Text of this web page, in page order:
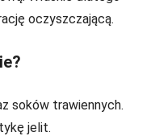
oczyszczającą.
soków trawiennych.
jelit.